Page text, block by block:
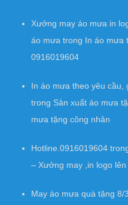
Xưởng may áo mưa in
áo mưa trong In áo mưa
0916019604
In áo mưa theo yêu cầu,
trong Sản xuất áo mưa
mưa tặng công nhân
Hotline.0916019604
– Xưởng may ,in logo
May áo mưa quà tặng 8/